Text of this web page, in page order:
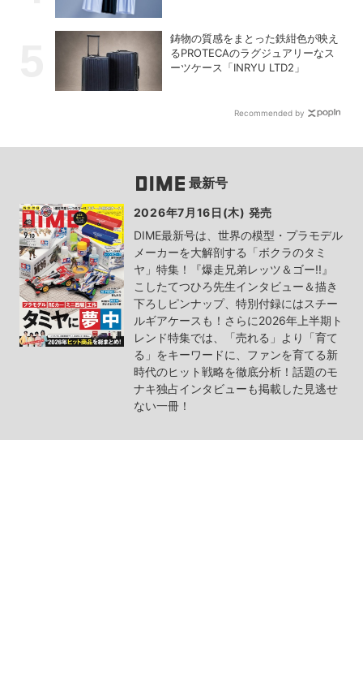
鋳物の質感をまとった鉄紺色が映え
るPROTECAのラグジュアリーなス
ーツケース「INRYU LTD2」
Recommended by
最新号
2026年7月16日(木) 発売
DIME最新号は、世界の模型・プラモデル
メーカーを大解剖する「ボクラのタミ
ヤ」特集！『爆走兄弟レッツ＆ゴー!!』
こしたてつひろ先生インタビュー＆描き
下ろしピンナップ、特別付録にはスチー
ルギアケースも！さらに2026年上半期ト
レンド特集では、「売れる」より「育て
る」をキーワードに、ファンを育てる新
時代のヒット戦略を徹底分析！話題のモ
ナキ独占インタビューも掲載した見逃せ
ない一冊！